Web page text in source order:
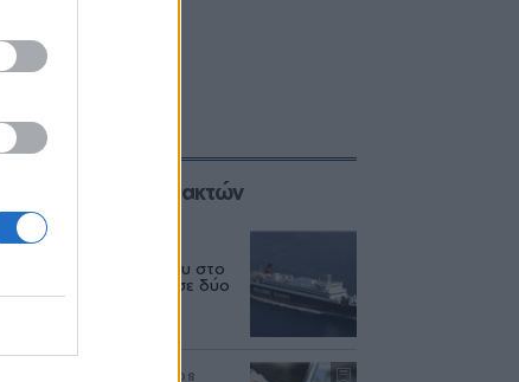
Επιλογές των Συντακτών
ΕΛΛΑΔΑ
Δεύτερη εμπλοκή κάβου στο
«Νήσος Ρόδος» μέσα σε δύο
μήνες
07/08